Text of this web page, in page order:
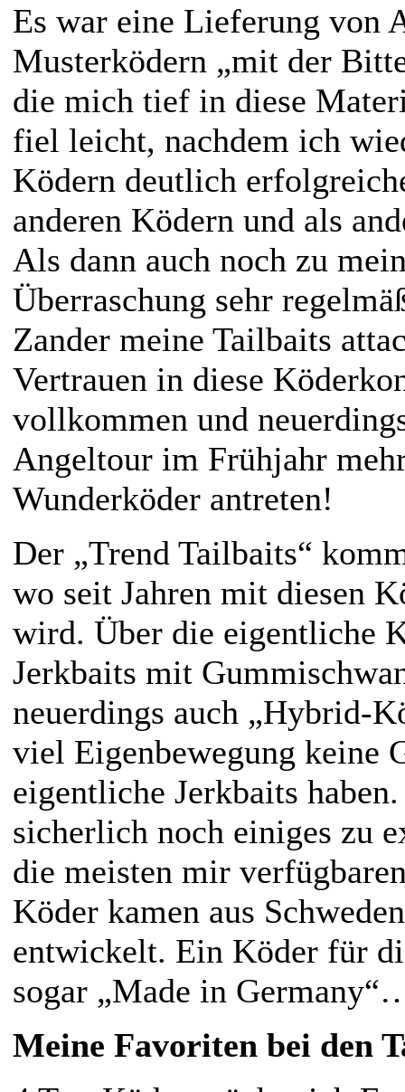
Es war eine Lieferung von
Musterködern „mit der
die mich tief in diese
fiel leicht, nachdem ich
Ködern deutlich
anderen Ködern und als
Als dann auch noch zu
Überraschung sehr
Zander meine Tailbaits
Vertrauen in diese
vollkommen und
Angeltour im Frühjahr
Wunderköder antreten!
Der „Trend Tailbaits“
wo seit Jahren mit diesen
wird. Über die eigentliche
Jerkbaits mit
neuerdings auch „Hybrid-
viel Eigenbewegung keine
eigentliche Jerkbaits
sicherlich noch einiges zu
die meisten mir
Köder kamen aus
entwickelt. Ein Köder für
sogar „Made in
Meine Favoriten bei den